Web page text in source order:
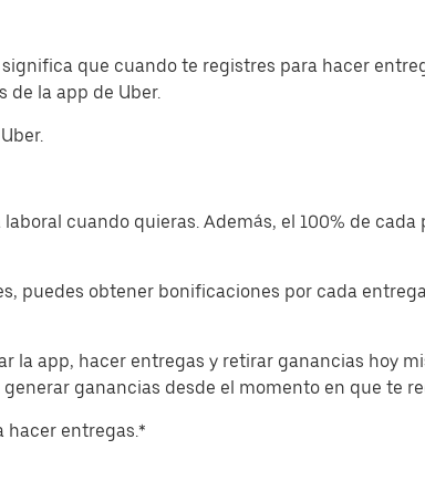
que cuando te registres para hacer
de la app de Uber.
cuando quieras. Además, el 100% de
puedes obtener bonificaciones por cada
la app, hacer entregas y retirar ganancias hoy
ganancias desde el momento en que te
hacer entregas.*